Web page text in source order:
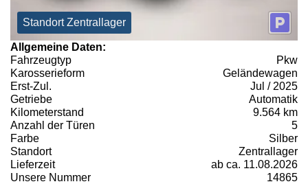
Standort Zentrallager
Allgemeine Daten:
Fahrzeugtyp
Pkw
Karosserieform
Geländewagen
Erst-Zul.
Jul / 2025
Getriebe
Automatik
Kilometerstand
9.564 km
Anzahl der Türen
5
Farbe
Silber
Standort
Zentrallager
Lieferzeit
ab ca. 11.08.2026
Unsere Nummer
14865